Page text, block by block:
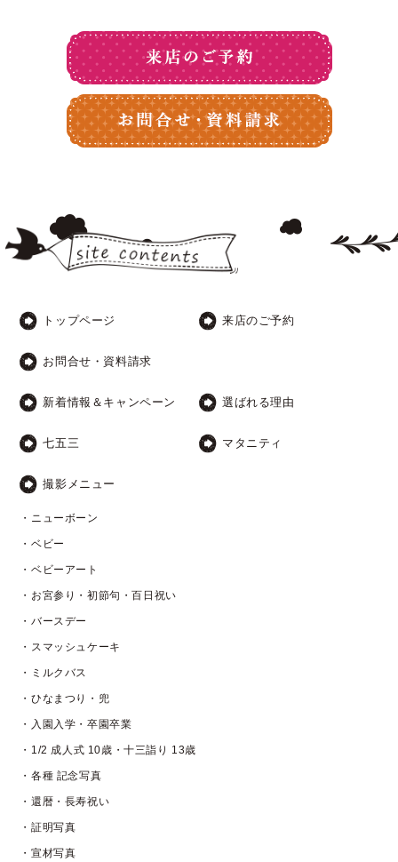
トップページ 来店のご予約
お問合せ・資料請求
新着情報＆キャンペーン 選ばれる理由
七五三 マタニティ
撮影メニュー
・ニューボーン
・ベビー
・ベビーアート
・お宮参り・初節句・百日祝い
・バースデー
・スマッシュケーキ
・ミルクバス
・ひなまつり・兜
・入園入学・卒園卒業
・1/2 成人式 10歳・十三詣り 13歳
・各種 記念写真
・還暦・長寿祝い
・証明写真
・宣材写真